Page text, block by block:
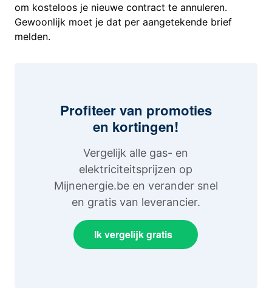
om kosteloos je nieuwe contract te annuleren.
Gewoonlijk moet je dat per aangetekende brief
melden.
Profiteer van promoties
en kortingen!
Vergelijk alle gas- en
elektriciteitsprijzen op
Mijnenergie.be en verander snel
en gratis van leverancier.
Ik vergelijk gratis